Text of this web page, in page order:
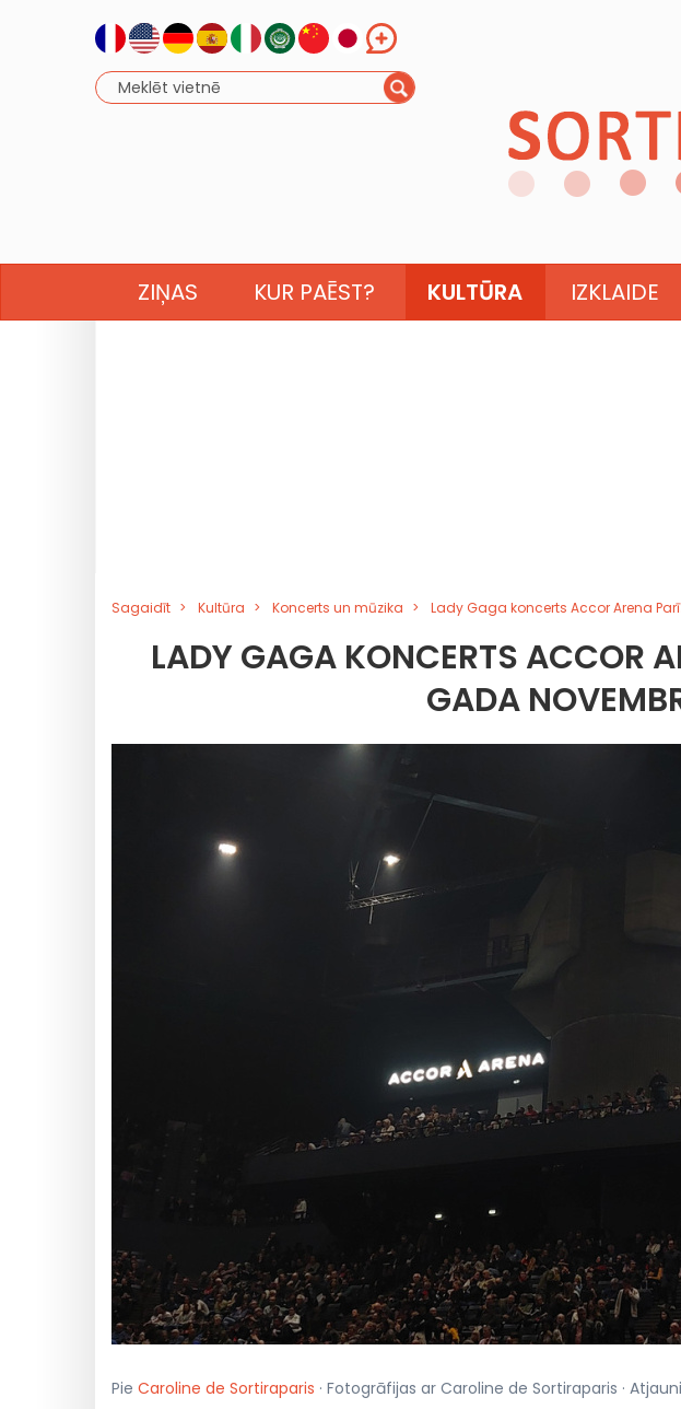
ZIŅAS KUR PAĒST? KULTŪRA IZKLAIDE
Sagaidīt Kultūra Koncerts un mūzika Lady Gaga koncerts Accor Arena
LADY GAGA KONCERTS ACCOR
GADA
Pie Caroline de Sortiraparis · Fotogrāfijas ar Caroline de Sortiraparis ·